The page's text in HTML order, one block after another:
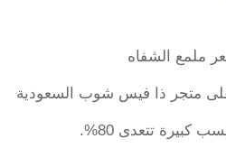
ملمع الشفاه
متجر ذا فيس شوب السعودية
تتعدى 80%.